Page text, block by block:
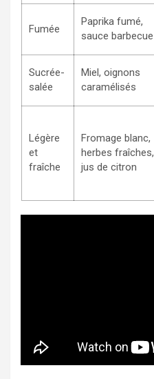
Fumée
Paprika fumé,
sauce barbecue
Sucrée-
salée
Miel, oignons
caramélisés
Légère
et
fraîche
Fromage blanc,
herbes fraîches,
jus de citron